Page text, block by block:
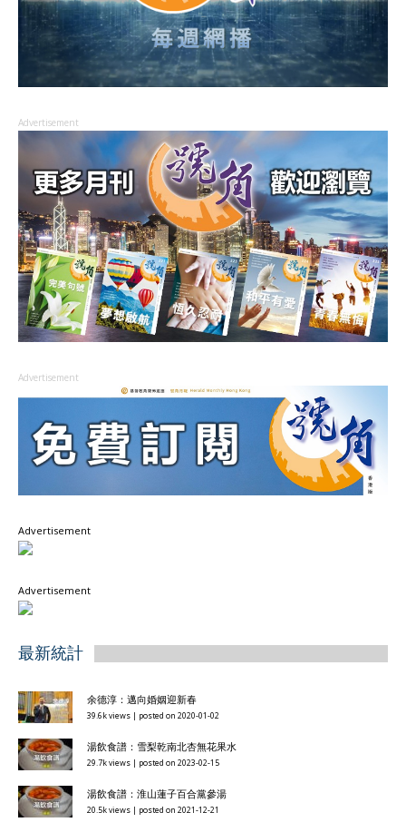
Advertisement
Advertisement
Advertisement
Advertisement
最新統計
余德淳：邁向婚姻迎新春
39.6k views | posted on 2020-01-02
湯飲食譜：雪梨乾南北杏無花果水
29.7k views | posted on 2023-02-15
湯飲食譜：淮山蓮子百合黨參湯
20.5k views | posted on 2021-12-21